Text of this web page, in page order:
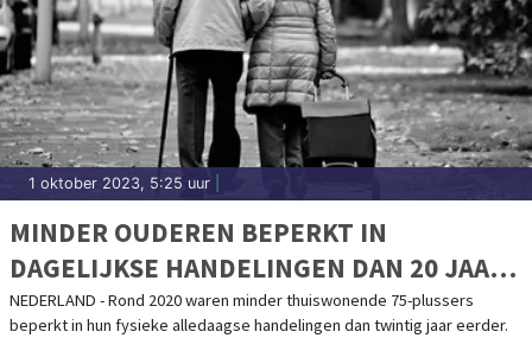
1 oktober 2023, 5:25 uur
MINDER OUDEREN BEPERKT IN
DAGELIJKSE HANDELINGEN DAN 20 JAAR
GELEDEN
NEDERLAND - Rond 2020 waren minder thuiswonende 75-plussers
beperkt in hun fysieke alledaagse handelingen dan twintig jaar eerder.